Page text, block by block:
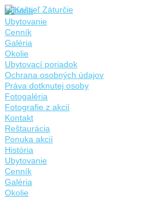
História
Ubytovanie
Cenník
Galéria
Okolie
Ubytovací poriadok
Ochrana osobných údajov
Práva dotknutej osoby
Fotogaléria
Fotografie z akcií
Kontakt
Reštaurácia
Ponuka akcií
História
Ubytovanie
Cenník
Galéria
Okolie